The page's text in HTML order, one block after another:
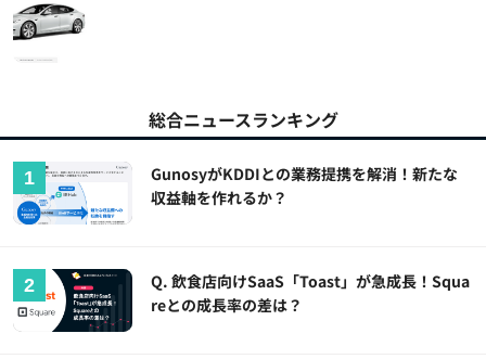
総合ニュースランキング
GunosyがKDDIとの業務提携を解消！新たな
収益軸を作れるか？
Q. 飲食店向けSaaS「Toast」が急成長！Squa
reとの成長率の差は？